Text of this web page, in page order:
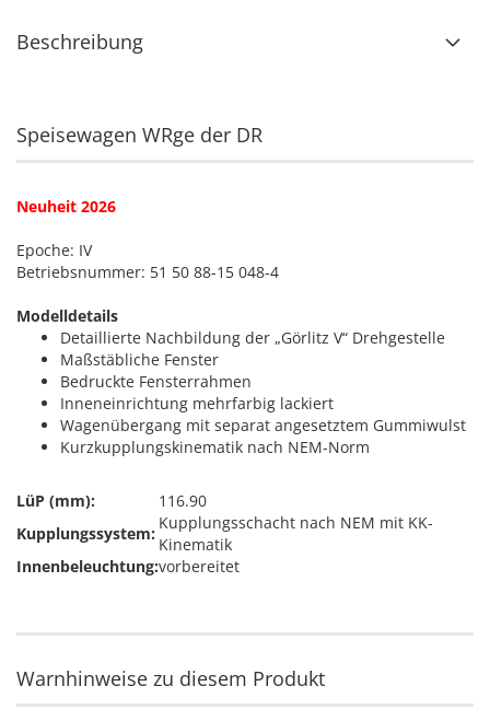
Beschreibung
Speisewagen WRge der DR
Neuheit 2026
Epoche: IV
Betriebsnummer: 51 50 88-15 048-4
Modelldetails
Detaillierte Nachbildung der „Görlitz V“ Drehgestelle
Maßstäbliche Fenster
Bedruckte Fensterrahmen
Inneneinrichtung mehrfarbig lackiert
Wagenübergang mit separat angesetztem Gummiwulst
Kurzkupplungskinematik nach NEM-Norm
LüP (mm):
116.90
Kupplungssystem:
Kupplungsschacht nach NEM mit KK-
Kinematik
Innenbeleuchtung:vorbereitet
Warnhinweise zu diesem Produkt